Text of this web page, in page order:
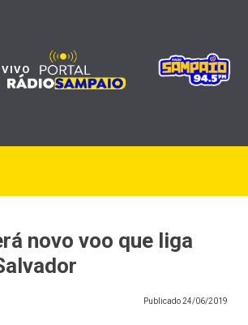
novo voo que liga
Publicado24/06/2019